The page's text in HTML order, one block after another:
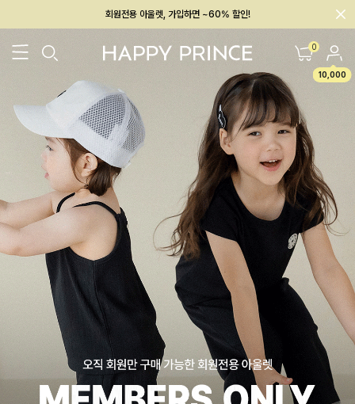
회원전용 아울렛, 가입하면 ~60% 할인!
멤버십 최대 28,000원 혜택 0
10,000
26SS 신상 BEST BABY[6~12M] 아우터/상의 하의/레깅스